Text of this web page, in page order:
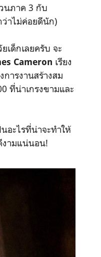
นภาค 3 กับ
ว่าไม่ค่อยดีนัก)
ด็กเลยครับ จะ
Cameron เรียง
ารงานสร้างสม
ที่น่าเกรงขามและ
อะไรที่น่าจะทำให้
งามแน่นอน!